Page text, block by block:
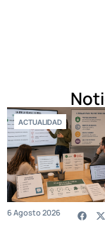
ACTUALIDAD
6 Agosto 2026